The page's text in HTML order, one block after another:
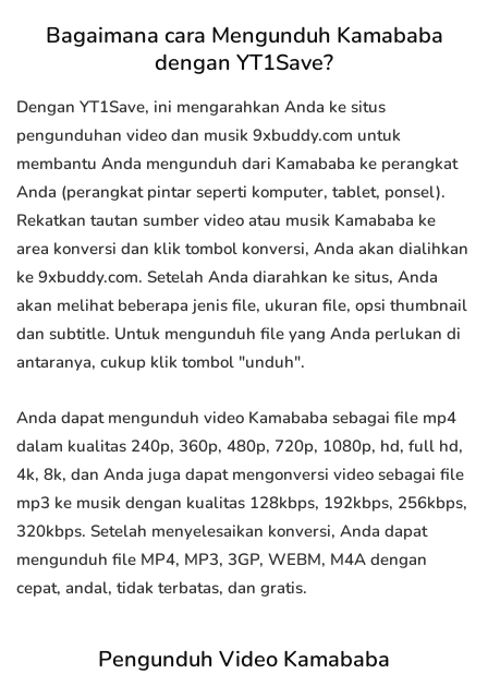
Bagaimana cara Mengunduh Kamababa
dengan YT1Save?
Dengan YT1Save, ini mengarahkan Anda ke situs
pengunduhan video dan musik 9xbuddy.com untuk
membantu Anda mengunduh dari Kamababa ke perangkat
Anda (perangkat pintar seperti komputer, tablet, ponsel).
Rekatkan tautan sumber video atau musik Kamababa ke
area konversi dan klik tombol konversi, Anda akan dialihkan
ke 9xbuddy.com. Setelah Anda diarahkan ke situs, Anda
akan melihat beberapa jenis file, ukuran file, opsi thumbnail
dan subtitle. Untuk mengunduh file yang Anda perlukan di
antaranya, cukup klik tombol "unduh".
Anda dapat mengunduh video Kamababa sebagai file mp4
dalam kualitas 240p, 360p, 480p, 720p, 1080p, hd, full hd,
4k, 8k, dan Anda juga dapat mengonversi video sebagai file
mp3 ke musik dengan kualitas 128kbps, 192kbps, 256kbps,
320kbps. Setelah menyelesaikan konversi, Anda dapat
mengunduh file MP4, MP3, 3GP, WEBM, M4A dengan
cepat, andal, tidak terbatas, dan gratis.
Pengunduh Video Kamababa